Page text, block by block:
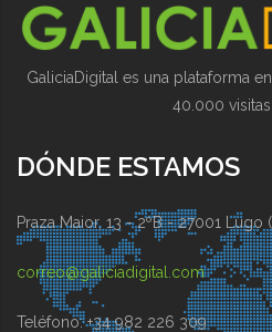
GaliciaDigital es una plataforma
40.000 visitas
DÓNDE ESTAMOS
Praza Maior, 13 - 2ºB - 27001 Lugo
correo@galiciadigital.com
Teléfono: +34 982 226 309